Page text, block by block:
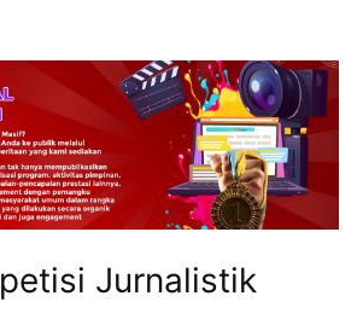
Jurnalistik